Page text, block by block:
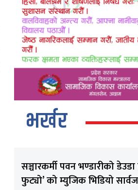
भर्खर
सञ्चारकर्मी पवन भण्डारीको
फुट्यो’ को म्युजिक भिडियो